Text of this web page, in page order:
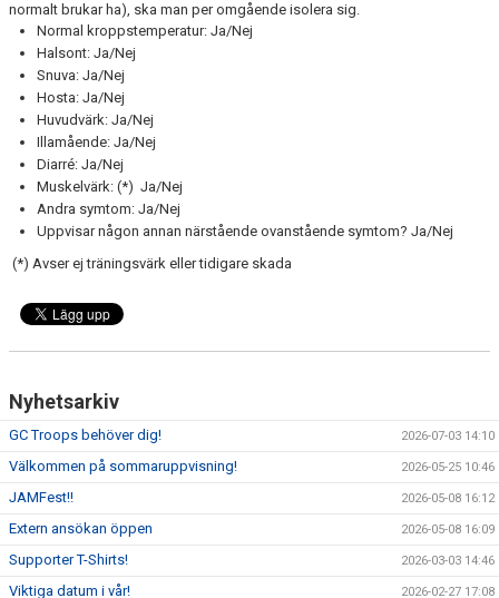
normalt brukar ha), ska man per omgående isolera sig.
Normal kroppstemperatur: Ja/Nej
Halsont: Ja/Nej
Snuva: Ja/Nej
Hosta: Ja/Nej
Huvudvärk: Ja/Nej
Illamående: Ja/Nej
Diarré: Ja/Nej
Muskelvärk: (*) Ja/Nej
Andra symtom: Ja/Nej
Uppvisar någon annan närstående ovanstående symtom? Ja/Nej
(*) Avser ej träningsvärk eller tidigare skada
Nyhetsarkiv
GC Troops behöver dig! 2026-07-03 14:10
Välkommen på sommaruppvisning! 2026-05-25 10:46
JAMFest!! 2026-05-08 16:12
Extern ansökan öppen 2026-05-08 16:09
Supporter T-Shirts! 2026-03-03 14:46
Viktiga datum i vår! 2026-02-27 17:08